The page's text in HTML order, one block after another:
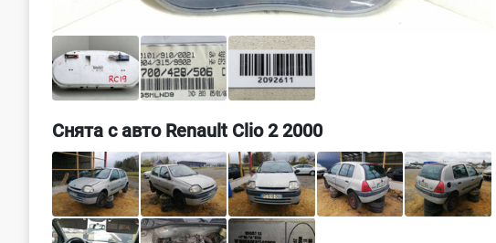
Снята с авто Renault Clio 2 2000